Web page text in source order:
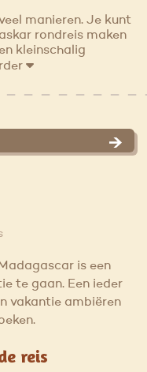
manieren. Je kunt
rondreis maken
kleinschalig
is een
te gaan. Een ieder
vakantie ambiëren
reis